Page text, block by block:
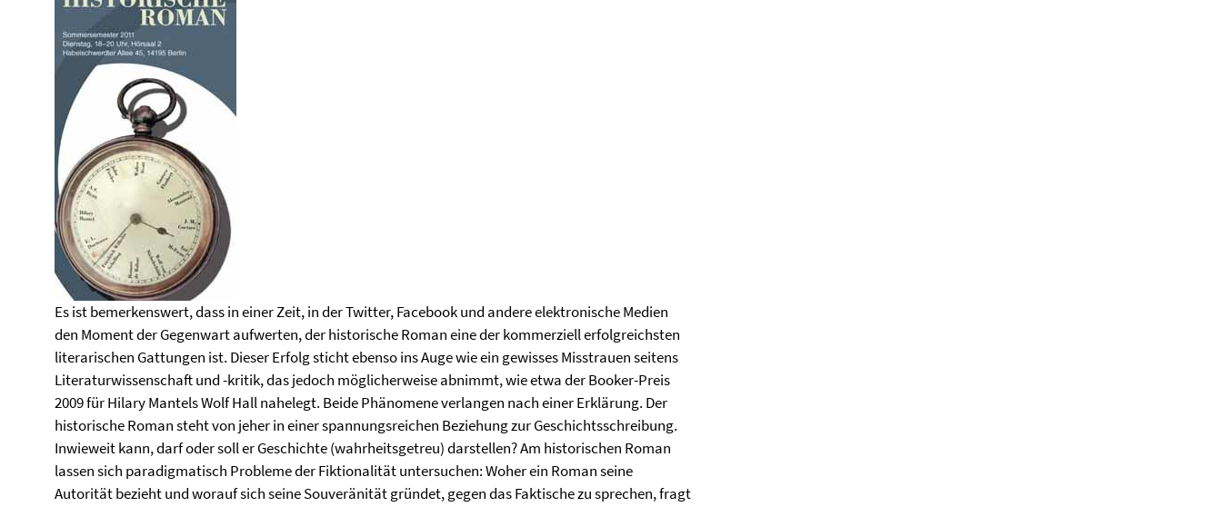
Es ist bemerkenswert, dass in einer Zeit, in der Twitter, Facebook und andere elektronische Medien
den Moment der Gegenwart aufwerten, der historische Roman eine der kommerziell erfolgreichsten
literarischen Gattungen ist. Dieser Erfolg sticht ebenso ins Auge wie ein gewisses Misstrauen seitens
Literaturwissenschaft und -kritik, das jedoch möglicherweise abnimmt, wie etwa der Booker-Preis
2009 für Hilary Mantels Wolf Hall nahelegt. Beide Phänomene verlangen nach einer Erklärung. Der
historische Roman steht von jeher in einer spannungsreichen Beziehung zur Geschichtsschreibung.
Inwieweit kann, darf oder soll er Geschichte (wahrheitsgetreu) darstellen? Am historischen Roman
lassen sich paradigmatisch Probleme der Fiktionalität untersuchen: Woher ein Roman seine
Autorität bezieht und worauf sich seine Souveränität gründet, gegen das Faktische zu sprechen, fragt